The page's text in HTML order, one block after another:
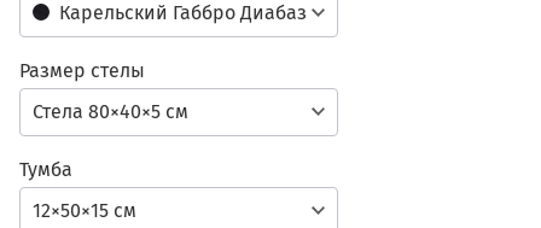
Карельский Габбро Диабаз
Стела 80×40×5 см
Размер стелы
12×50×15 см
Тумба